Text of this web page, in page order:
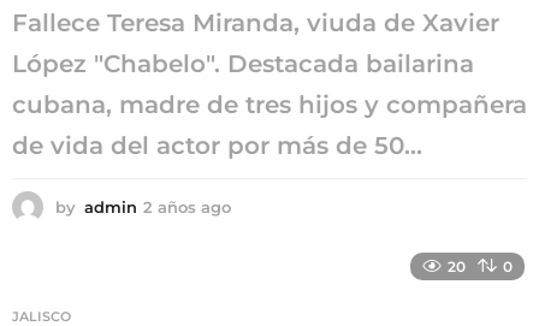
Fallece Teresa Miranda, viuda de Xavier
López "Chabelo". Destacada bailarina
cubana, madre de tres hijos y compañera
de vida del actor por más de 50...
by admin 2 años ago
20 0
JALISCO